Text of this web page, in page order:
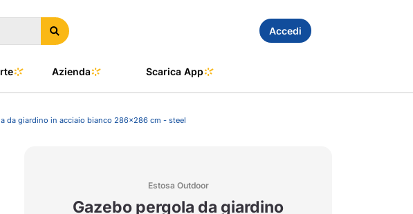
Accedi
Azienda Scarica App
da giardino in acciaio bianco 286x286 cm - steel
Estosa Outdoor
Gazebo pergola da giardino